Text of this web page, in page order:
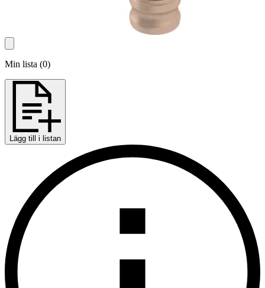
Min lista (0)
Lägg till i listan